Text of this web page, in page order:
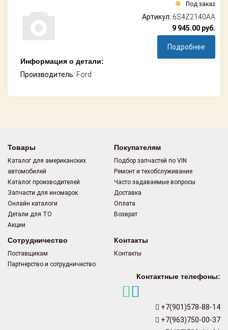
Информация о детали:
Производитель: Ford
Под заказ
Артикул: 6S4Z2140AA
9 945.00 руб.
Подробнее
Товары
Каталог для американских
автомобилей
Каталог производителей
Запчасти для иномарок
Онлайн каталоги
Детали для ТО
Акции
Покупателям
Подбор запчастей по VIN
Ремонт и техобслуживание
Часто задаваемые вопросы
Доставка
Оплата
Возврат
Сотрудничество
Поставщикам
Партнерство и сотрудничество
Контакты
Контакты
Контактные телефоны:
+7(901)578-88-14
+7(963)750-00-37